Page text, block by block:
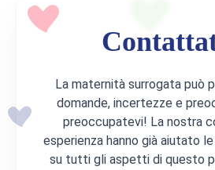
La maternità surrogata può
domande, incertezze e
preoccupatevi! La nostra
esperienza hanno già aiutato
su tutti gli aspetti di questo